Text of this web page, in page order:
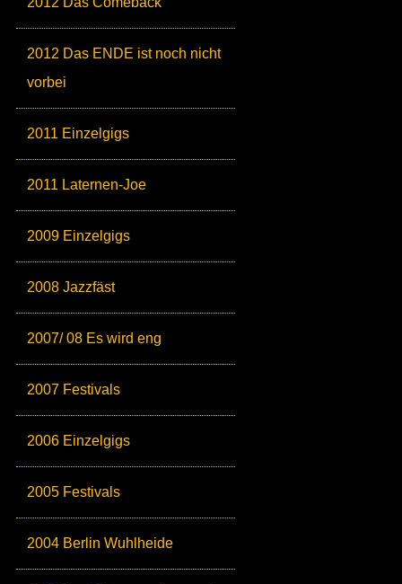
2012 Das ENDE ist noch nicht
vorbei
2011 Einzelgigs
2011 Laternen-Joe
2009 Einzelgigs
2008 Jazzfäst
2007/ 08 Es wird eng
2007 Festivals
2006 Einzelgigs
2005 Festivals
2004 Berlin Wuhlheide